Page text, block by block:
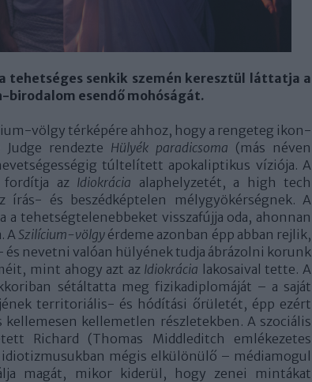
tehetséges senkik szemén keresztül láttatja a
esendő mohóságát.
völgy térképére ahhoz, hogy a rengeteg ikon-
rendezte Hülyék paradicsoma (más néven
túltelített apokaliptikus víziója. A
fordítja az Idiokrácia alaphelyzetét, a high tech
és beszédképtelen mélygyökérségnek. A
tehetségtelenebbeket visszafújja oda, ahonnan
ASzilícium-völgy érdeme azonban épp abban rejlik,
és nevetni valóan hülyének tudja ábrázolni korunk
mint ahogy azt az Idiokrácia lakosaival tette. A
sétáltatta meg fizikadiplomáját – a saját
territoriális- és hódítási őrületét, épp ezért
kellemesen kellemetlen részletekben. A szociális
Richard (Thomas Middleditch emlékezetes
mégis elkülönülő – médiamogul
magát, mikor kiderül, hogy zenei mintákat